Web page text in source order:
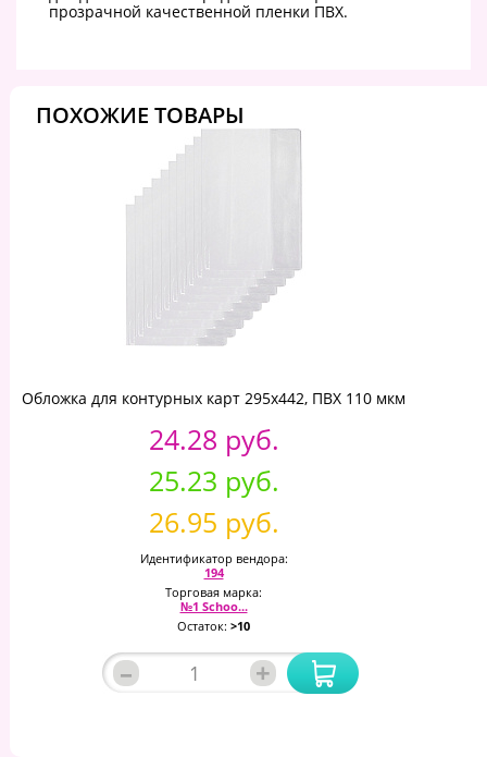
прозрачной качественной пленки ПВХ.
ПОХОЖИЕ ТОВАРЫ
Обложка для контурных карт 295x442, ПВХ 110 мкм
24.28 руб.
25.23 руб.
26.95 руб.
Идентификатор вендора:
194
Торговая марка:
№1 Schoo...
Остаток: >10
– +